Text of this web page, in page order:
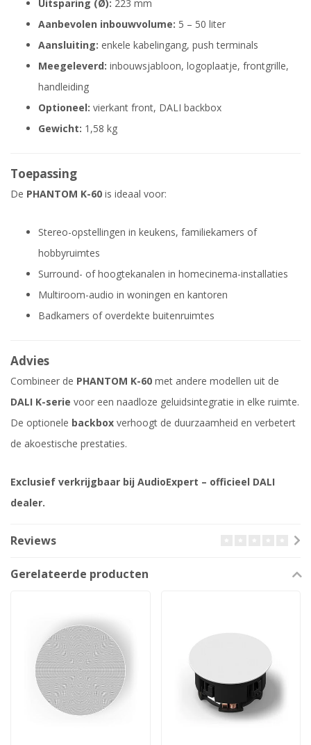
Uitsparing (Ø): 223 mm
Aanbevolen inbouwvolume: 5 – 50 liter
Aansluiting: enkele kabelingang, push terminals
Meegeleverd: inbouwsjabloon, logoplaatje, frontgrille,
handleiding
Optioneel: vierkant front, DALI backbox
Gewicht: 1,58 kg
Toepassing
De PHANTOM K-60 is ideaal voor:
Stereo-opstellingen in keukens, familiekamers of
hobbyruimtes
Surround- of hoogtekanalen in homecinema-installaties
Multiroom-audio in woningen en kantoren
Badkamers of overdekte buitenruimtes
Advies
Combineer de PHANTOM K-60 met andere modellen uit de
DALI K-serie voor een naadloze geluidsintegratie in elke ruimte.
De optionele backbox verhoogt de duurzaamheid en verbetert
de akoestische prestaties.
Exclusief verkrijgbaar bij AudioExpert – officieel DALI
dealer.
Reviews
Gerelateerde producten